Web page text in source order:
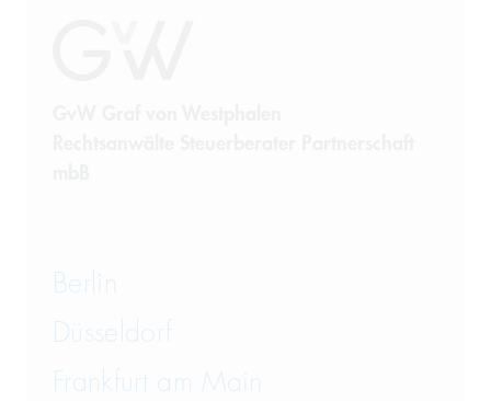
Berlin
Düsseldorf
Frankfurt am Main